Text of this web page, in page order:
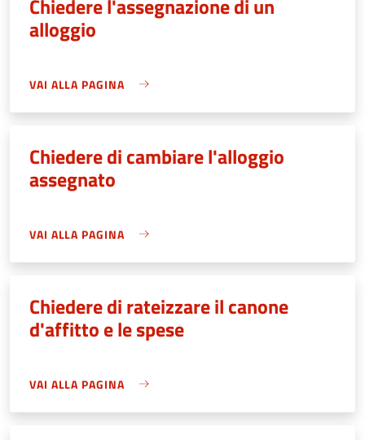
Chiedere l'assegnazione di un
alloggio
VAI ALLA PAGINA
Chiedere di cambiare l'alloggio
assegnato
VAI ALLA PAGINA
Chiedere di rateizzare il canone
d'affitto e le spese
VAI ALLA PAGINA